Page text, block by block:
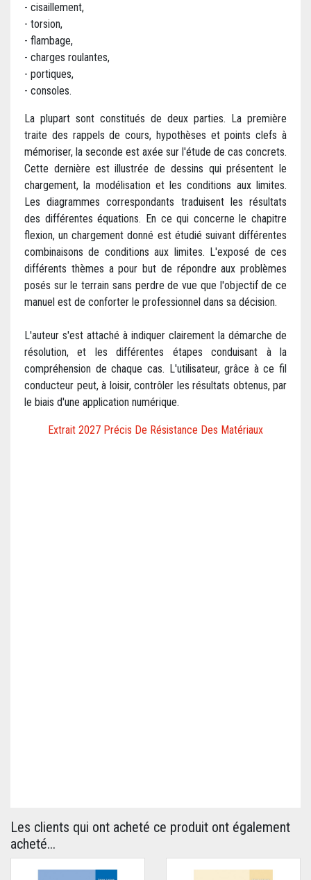
- cisaillement,
- torsion,
- flambage,
- charges roulantes,
- portiques,
- consoles.
La plupart sont constitués de deux parties. La première
traite des rappels de cours, hypothèses et points clefs à
mémoriser, la seconde est axée sur l'étude de cas concrets.
Cette dernière est illustrée de dessins qui présentent le
chargement, la modélisation et les conditions aux limites.
Les diagrammes correspondants traduisent les résultats
des différentes équations. En ce qui concerne le chapitre
flexion, un chargement donné est étudié suivant différentes
combinaisons de conditions aux limites. L'exposé de ces
différents thèmes a pour but de répondre aux problèmes
posés sur le terrain sans perdre de vue que l'objectif de ce
manuel est de conforter le professionnel dans sa décision.
L'auteur s'est attaché à indiquer clairement la démarche de
résolution, et les différentes étapes conduisant à la
compréhension de chaque cas. L'utilisateur, grâce à ce fil
conducteur peut, à loisir, contrôler les résultats obtenus, par
le biais d'une application numérique.
Extrait 2027 Précis De Résistance Des Matériaux
Les clients qui ont acheté ce produit ont également
acheté...